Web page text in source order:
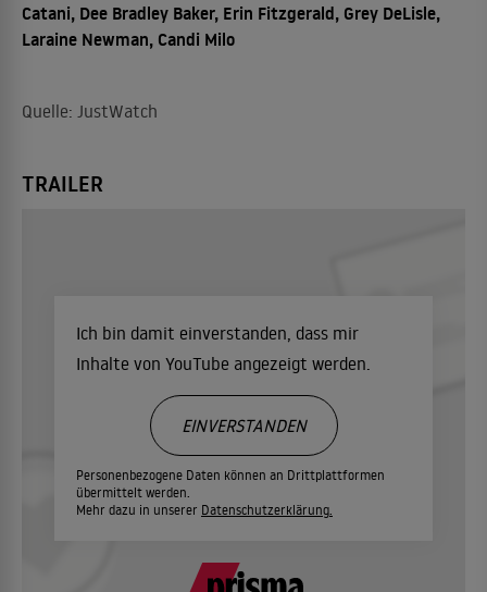
Catani, Dee Bradley Baker, Erin Fitzgerald, Grey DeLisle,
Laraine Newman, Candi Milo
Quelle: JustWatch
TRAILER
Ich bin damit einverstanden, dass mir
Inhalte von YouTube angezeigt werden.
Personenbezogene Daten können an Drittplattformen
übermittelt werden.
Mehr dazu in unserer Datenschutzerklärung.
EINVERSTANDEN